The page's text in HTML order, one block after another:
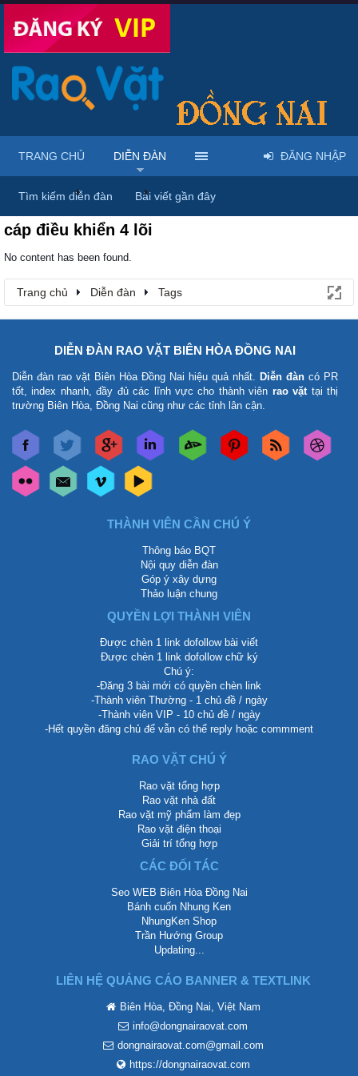
Trang chủ Diễn đàn Tags
cáp điều khiển 4 lõi
No content has been found.
Trang chủ Diễn đàn Tags
TRANG CHỦ DIỄN ĐÀN
Tìm kiếm diễn đàn Bài viết gần đây
ĐĂNG NHẬP
DIỄN ĐÀN RAO VẶT BIÊN HÒA ĐỒNG NAI
Diễn đàn rao vặt Biên Hòa Đồng Nai hiệu quả nhất. Diễn đàn có PR
tốt, index nhanh, đầy đủ các lĩnh vực cho thành viên rao vặttại thị
trường Biên Hòa, Đồng Nai cũng như các tỉnh lân cận.
THÀNH VIÊN CẦN CHÚ Ý
Thông báo BQT
Nội quy diễn đàn
Góp ý xây dựng
Thảo luận chung
QUYỀN LỢI THÀNH VIÊN
Được chèn 1 link dofollow bài viết
Được chèn 1 link dofollow chữ ký
Chú ý:
-Đăng 3 bài mới có quyền chèn link
-Thành viên Thường - 1 chủ đề / ngày
-Thành viên VIP - 10 chủ đề / ngày
-Hết quyền đăng chủ để vẫn có thể reply hoặc commment
RAO VẶT CHÚ Ý
Rao vặt tổng hợp
Rao vặt nhà đất
Rao vặt mỹ phẩm làm đẹp
Rao vặt điện thoại
Giải trí tổng hợp
CÁC ĐỐI TÁC
Seo WEB Biên Hòa Đồng Nai
Bánh cuốn Nhung Ken
NhungKen Shop
Trần Hướng Group
Updating...
LIÊN HỆ QUẢNG CÁO BANNER & TEXTLINK
Biên Hòa, Đồng Nai, Việt Nam
info@dongnairaovat.com
dongnairaovat.com@gmail.com
https://dongnairaovat.com